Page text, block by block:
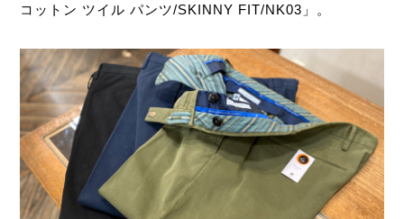
コットン ツイル パンツ/SKINNY FIT/NK03」。